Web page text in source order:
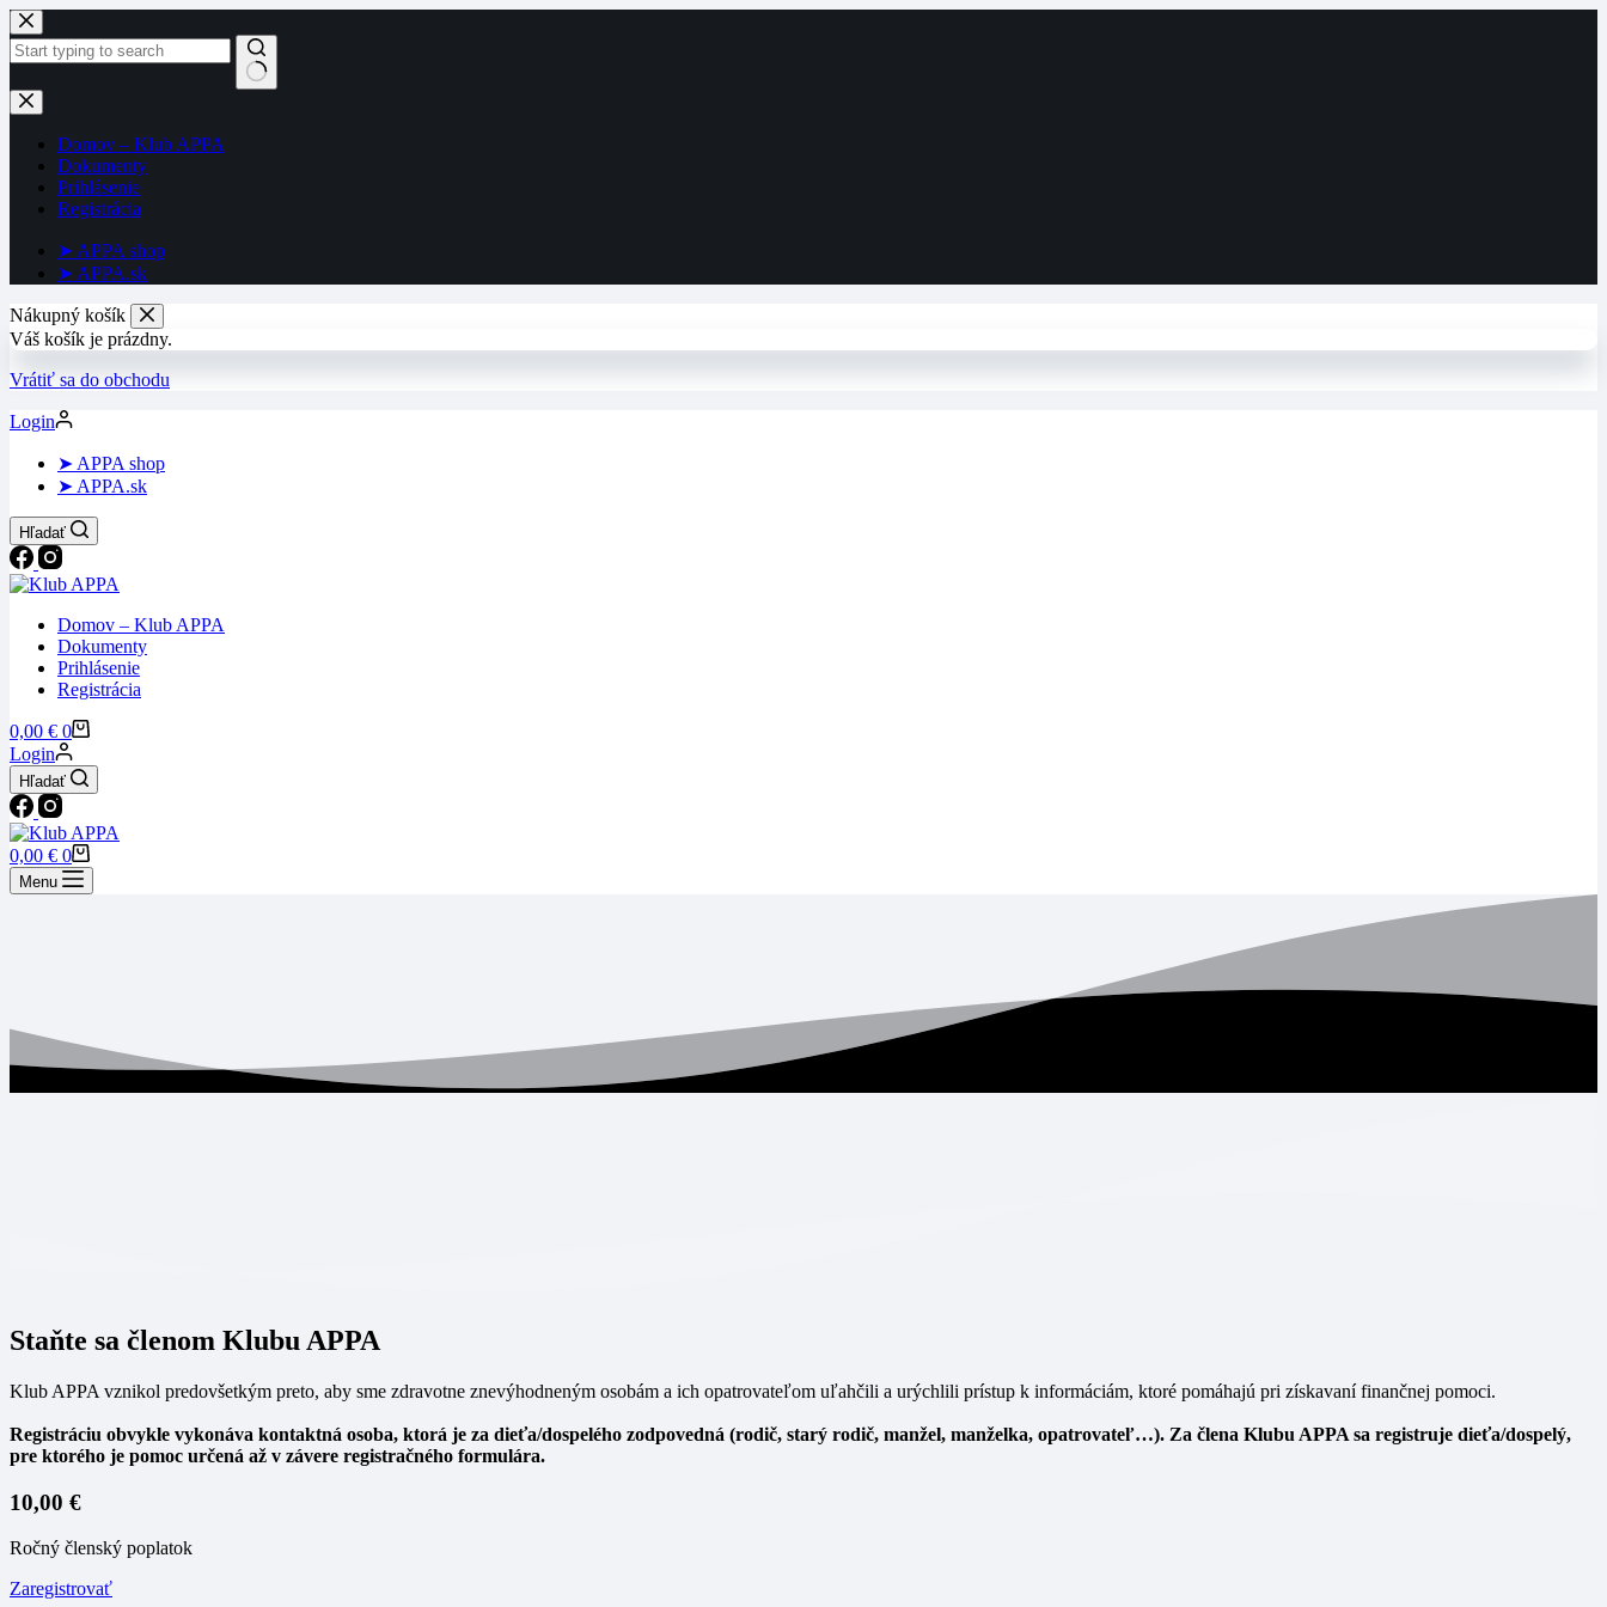
Skip
to
content
No
results
Domov – Klub APPA
Dokumenty
Prihlásenie
Registrácia
➤ APPA shop
➤ APPA.sk
Nákupný košík
Váš košík je prázdny.
Vrátiť sa do obchodu
Login
➤ APPA shop
➤ APPA.sk
Hľadať
Domov – Klub APPA
Dokumenty
Prihlásenie
Registrácia
Nákupný
košík
0,00 € 0
Login
Hľadať
Nákupný
košík
0,00 € 0
Menu
Staňte sa členom Klubu APPA
Klub APPA vznikol predovšetkým preto, aby sme zdravotne znevýhodneným osobám a ich opatrovateľom uľahčili a urýchlili prístup k informáciám, ktoré pomáhajú pri získavaní finančnej pomoci.
Registráciu obvykle vykonáva kontaktná osoba, ktorá je za dieťa/dospelého zodpovedná (rodič, starý rodič, manžel, manželka, opatrovateľ…). Za člena Klubu APPA sa registruje dieťa/dospelý,
pre ktorého je pomoc určená až v závere registračného formulára.
10,00 €
Ročný členský poplatok
Zaregistrovať